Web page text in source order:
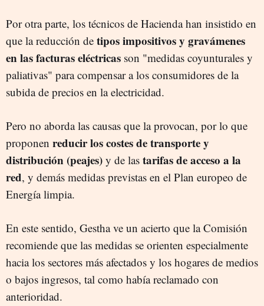
Por otra parte, los técnicos de Hacienda han insistido en
que la reducción de tipos impositivos y gravámenes
en las facturas eléctricas son "medidas coyunturales y
paliativas" para compensar a los consumidores de la
subida de precios en la electricidad.
Pero no aborda las causas que la provocan, por lo que
proponen reducir los costes de transporte y
distribución (peajes) y de las tarifas de acceso a la
red, y demás medidas previstas en el Plan europeo de
Energía limpia.
En este sentido, Gestha ve un acierto que la Comisión
recomiende que las medidas se orienten especialmente
hacia los sectores más afectados y los hogares de medios
o bajos ingresos, tal como había reclamado con
anterioridad.